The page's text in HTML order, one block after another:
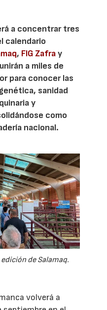
a concentrar tres
calendario
, FIG Zafray
a miles de
para conocer las
sanidad
y
como
nacional.
de Salamaq.
volverá a